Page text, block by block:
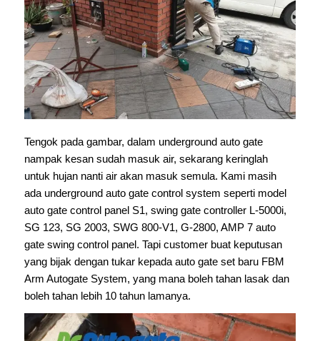
Tengok pada gambar, dalam underground auto gate
nampak kesan sudah masuk air, sekarang keringlah
untuk hujan nanti air akan masuk semula. Kami masih
ada underground auto gate control system seperti model
auto gate control panel S1, swing gate controller L-5000i,
SG 123, SG 2003, SWG 800-V1, G-2800, AMP 7 auto
gate swing control panel. Tapi customer buat keputusan
yang bijak dengan tukar kepada auto gate set baru FBM
Arm Autogate System, yang mana boleh tahan lasak dan
boleh tahan lebih 10 tahun lamanya.